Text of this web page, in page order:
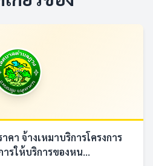
คา จ้างเหมาบริการโครงการ
รให้บริการของหน...